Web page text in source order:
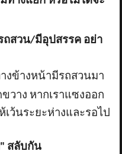
ถสวน/มีอุปสรรค อย่า
งข้างหน้ามีรถสวนมา
วาง หากเราแซงออก
ว้นระยะห่างและรอไป
" สลับกัน